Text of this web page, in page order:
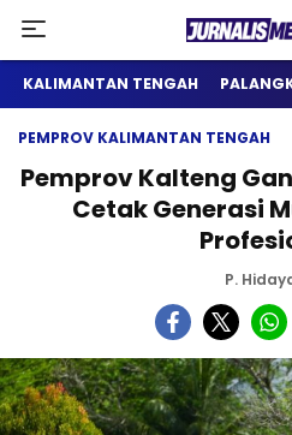
Jurnalis
Satu Wadah
KALIMANTAN TENGAH
PEMPROV KALIMANTAN TENGAH
Pemprov Kalteng
Cetak Generasi
P.